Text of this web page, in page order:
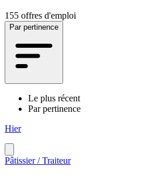
155 offres d'emploi
Par pertinence
Le plus récent
Par pertinence
Hier
Pâtissier / Traiteur